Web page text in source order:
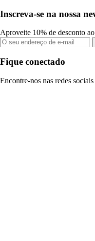
Inscreva-se na nossa
Aproveite 10% de desconto
Fique conectado
Encontre-nos nas redes sociais